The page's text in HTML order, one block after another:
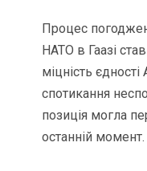
Процес
НАТО в Гаазі
міцність
спотикання
позиція могла
останній момент.